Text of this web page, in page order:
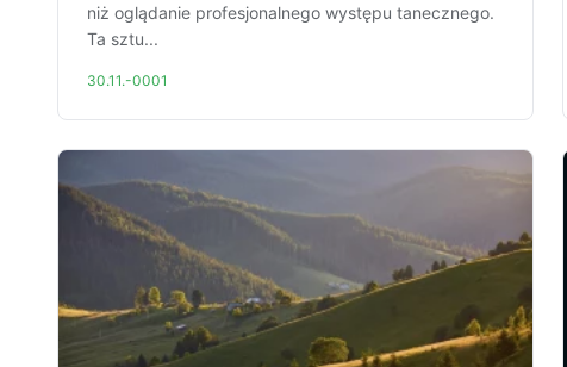
niż oglądanie profesjonalnego występu tanecznego.
Ta sztu...
30.11.-0001